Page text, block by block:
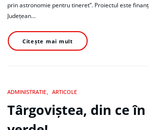
prin astronomie pentru tineret”. Proiectul este
Județean…
Citește mai mult
ADMINISTRATIE ARTICOLE
Târgoviștea, din ce